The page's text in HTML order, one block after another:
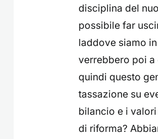
disciplina del
possibile far
laddove siamo
verrebbero poi a
quindi questo
tassazione su
bilancio e i
di riforma?